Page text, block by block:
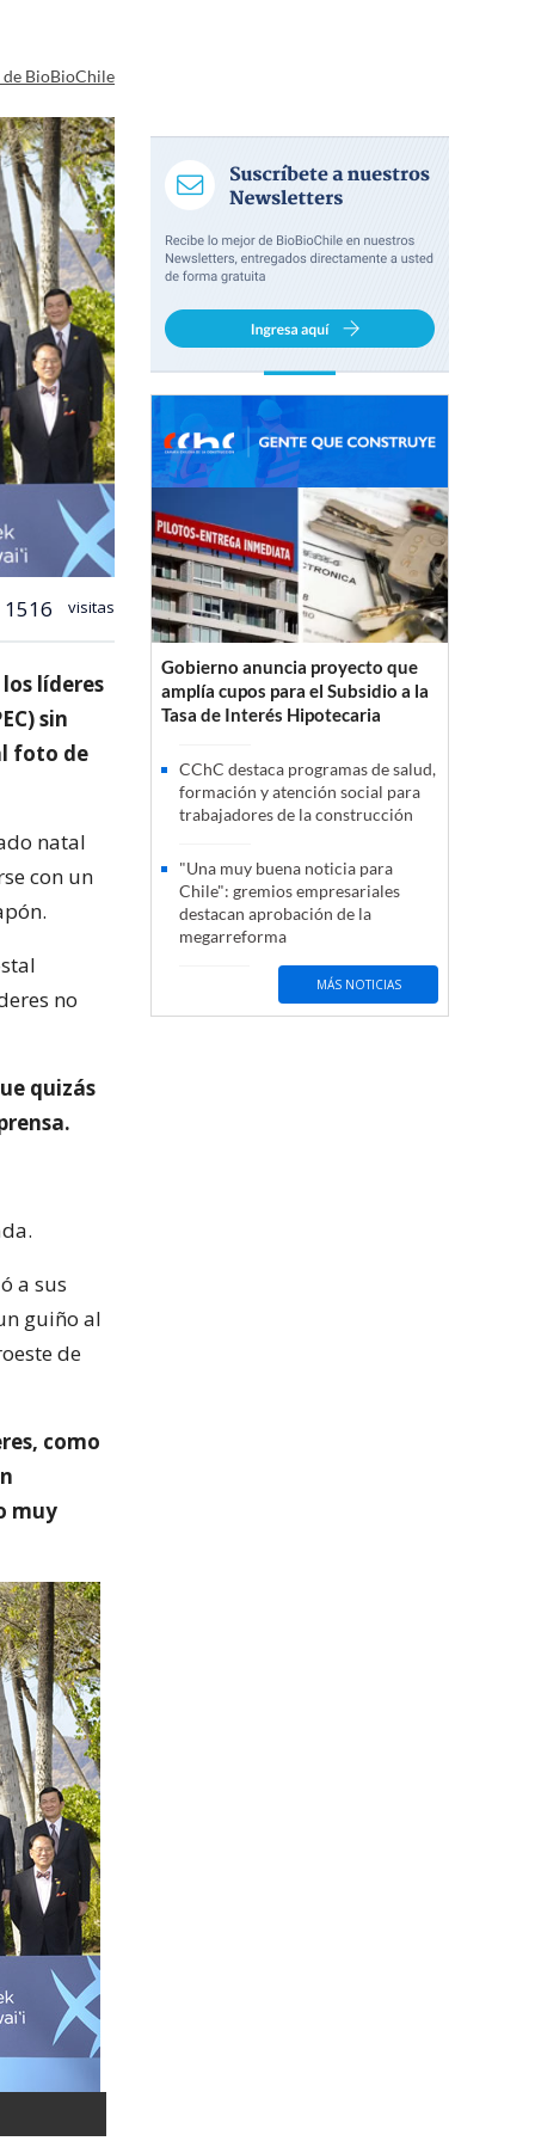
BioBioChile
1516 visitas
líderes
sin
foto de
natal
con un
no
quizás
a sus
guiño al
de
como
muy
Gobierno anuncia proyecto que
amplía cupos para el Subsidio a la
Tasa de Interés Hipotecaria
CChC destaca programas de salud,
formación y atención social para
trabajadores de la construcción
"Una muy buena noticia para
Chile": gremios empresariales
destacan aprobación de la
megarreforma
MÁS NOTICIAS